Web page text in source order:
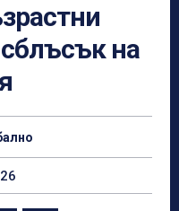
на